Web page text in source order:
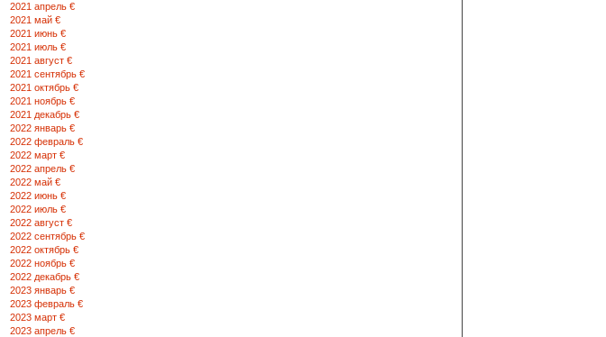
2021 апрель €
2021 май €
2021 июнь €
2021 июль €
2021 август €
2021 сентябрь €
2021 октябрь €
2021 ноябрь €
2021 декабрь €
2022 январь €
2022 февраль €
2022 март €
2022 апрель €
2022 май €
2022 июнь €
2022 июль €
2022 август €
2022 сентябрь €
2022 октябрь €
2022 ноябрь €
2022 декабрь €
2023 январь €
2023 февраль €
2023 март €
2023 апрель €